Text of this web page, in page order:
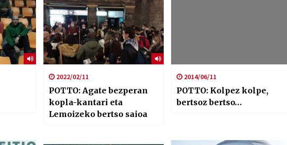
2022/02/11
POTTO: Agate bezperan
kopla-kantari eta
Lemoizeko bertso saioa
2014/06/11
POTTO: Kolpez kolpe,
bertsoz bertso…